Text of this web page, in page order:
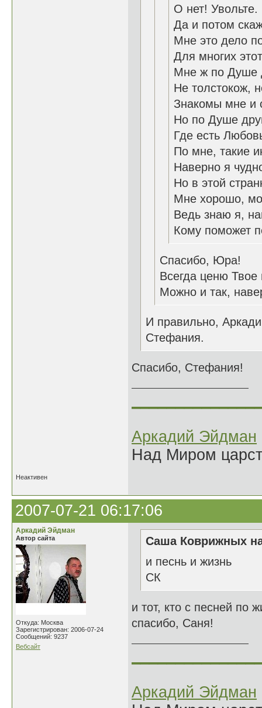
О нет! Увольте.
Да и потом
Мне это дело
Для многих
Мне ж по Душе
Не толстокож,
Знакомы мне и
Но по Душе
Где есть
По мне, такие
Наверно я
Но в этой
Мне хорошо,
Ведь знаю я,
Кому поможет
Спасибо, Юра!
Всегда ценю Твое
Можно и так,
И правильно,
Стефания.
Спасибо, Стефания!
Аркадий Эйдман
Над Миром
Неактивен
2007-07-21 06:17:06
Аркадий Эйдман
Автор сайта
Откуда: Москва
Зарегистрирован: 2006-07-24
Сообщений: 9237
Вебсайт
Саша Коврижных
и песнь и жизнь
СК
и тот, кто с песней по
спасибо, Саня!
Аркадий Эйдман